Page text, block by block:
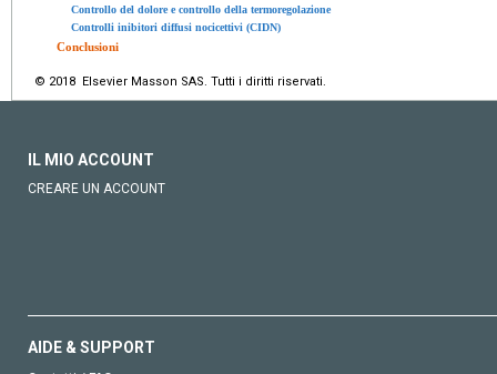
Controllo del dolore e controllo della termoregolazione
Controlli inibitori diffusi nocicettivi (CIDN)
Conclusioni
© 2018 Elsevier Masson SAS. Tutti i diritti riservati.
IL MIO ACCOUNT
CREARE UN ACCOUNT
AIDE & SUPPORT